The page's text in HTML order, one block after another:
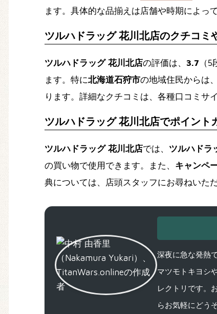
ます。具体的な品揃えは店舗や時期によっ
ツルハドラッグ 花川北店のクチコミ
ツルハドラッグ 花川北店の評価は、 3.7 （
ます。特に北海道石狩市の地域住民からは、
ります。詳細なクチコミは、各種口コミサ
ツルハドラッグ 花川北店でポイント
ツルハドラッグ 花川北店では、 ツルハドラ
の買い物で使用できます。また、 キャンペ
典については、店頭スタッフにお尋ねいただ
深夜に急な発熱
マツモトキヨシ
レクトリです。
らお気軽にどうぞ